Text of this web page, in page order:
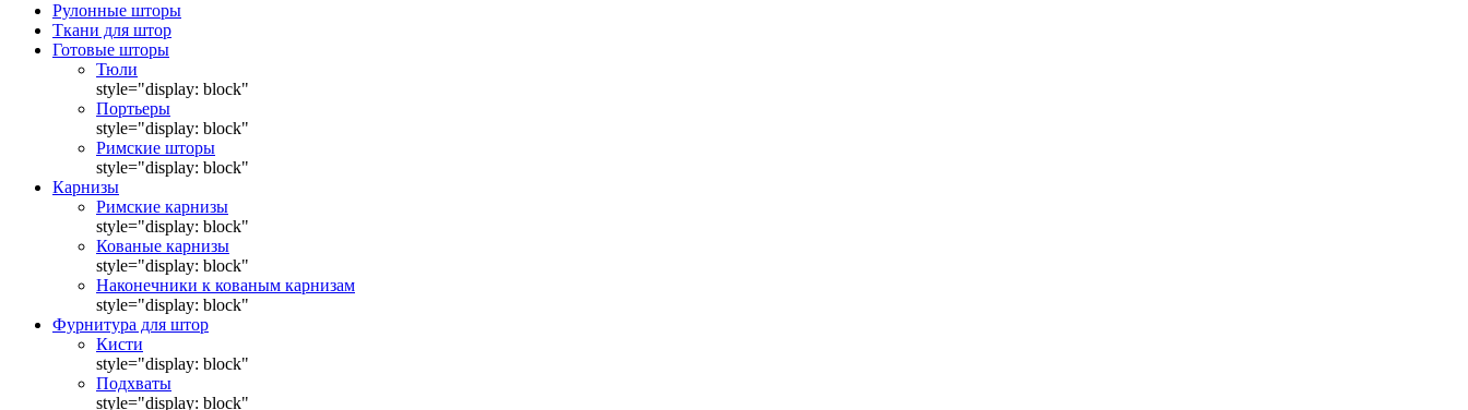
Рулонные шторы
Ткани для штор
Готовые шторы
Тюли
style="display: block"
Портьеры
style="display: block"
Римские шторы
style="display: block"
Карнизы
Римские карнизы
style="display: block"
Кованые карнизы
style="display: block"
Наконечники к кованым карнизам
style="display: block"
Фурнитура для штор
Кисти
style="display: block"
Подхваты
style="display: block"